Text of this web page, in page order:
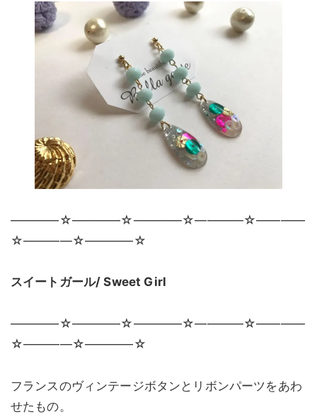
————☆————☆————☆————☆————
☆————☆————☆
スイートガール/ Sweet Girl
————☆————☆————☆————☆————
☆————☆————☆
フランスのヴィンテージボタンとリボンパーツをあわ
せたもの。